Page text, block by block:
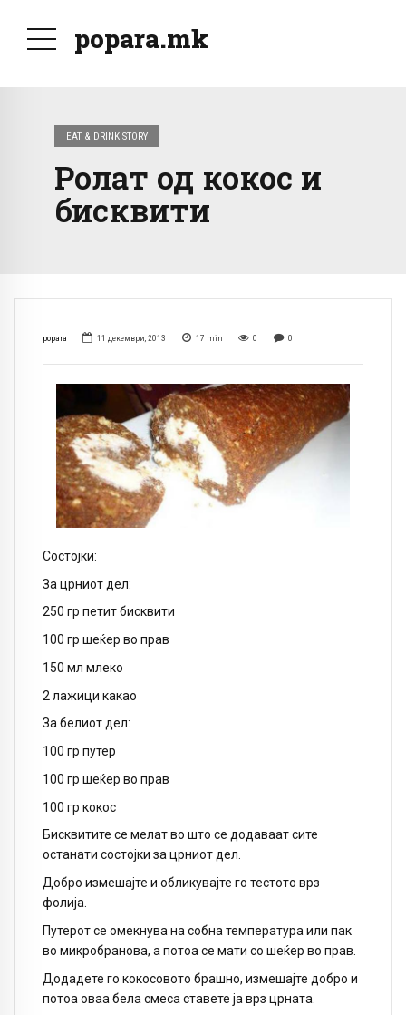
popara.mk
EAT & DRINK STORY
Ролат од кокос и
бисквити
popara 11 декември, 2013 17 min 0 0
Состојки:
За црниот дел:
250 гр петит бисквити
100 гр шеќер во прав
150 мл млеко
2 лажици какао
За белиот дел:
100 гр путер
100 гр шеќер во прав
100 гр кокос
Бисквитите се мелат во што се додаваат сите
останати состојки за црниот дел.
Добро измешајте и обликувајте го тестото врз
фолија.
Путерот се омекнува на собна температура или пак
во микробранова, а потоа се мати со шеќер во прав.
Додадете го кокосовото брашно, измешајте добро и
потоа оваа бела смеса ставете ја врз црната.